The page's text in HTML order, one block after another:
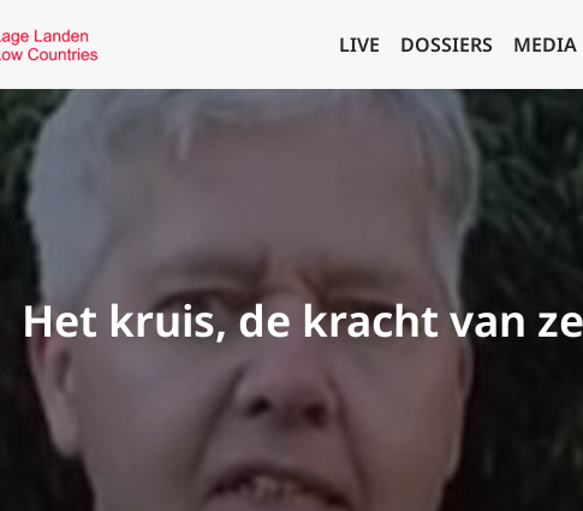
LIVE DOSSIERS MEDIA
Het kruis, de kracht van